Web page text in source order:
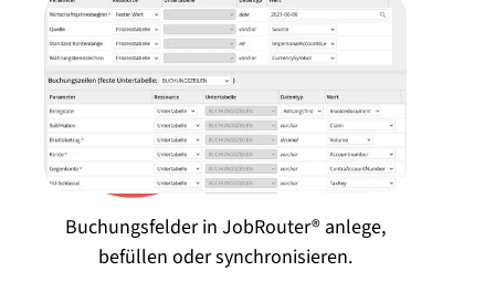
Buchungsfelder in JobRouter® anlege,
befüllen oder synchronisieren.